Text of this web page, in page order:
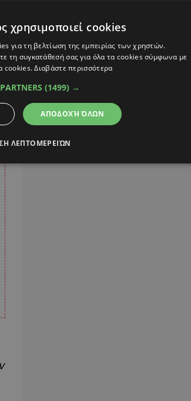
χρησιμοποιεί cookies
για τη βελτίωση της εμπειρίας των χρηστών.
τη συγκατάθεσή σας για όλα τα cookies σύμφωνα με
cookies.Διαβάστε περισσότερα
(1499) →
ΑΠΟΔΟΧΉ ΌΛΩΝ
ΛΕΠΤΟΜΕΡΕΙΏΝ